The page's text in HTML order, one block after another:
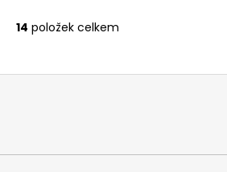
O
l
í
14 položek celkem